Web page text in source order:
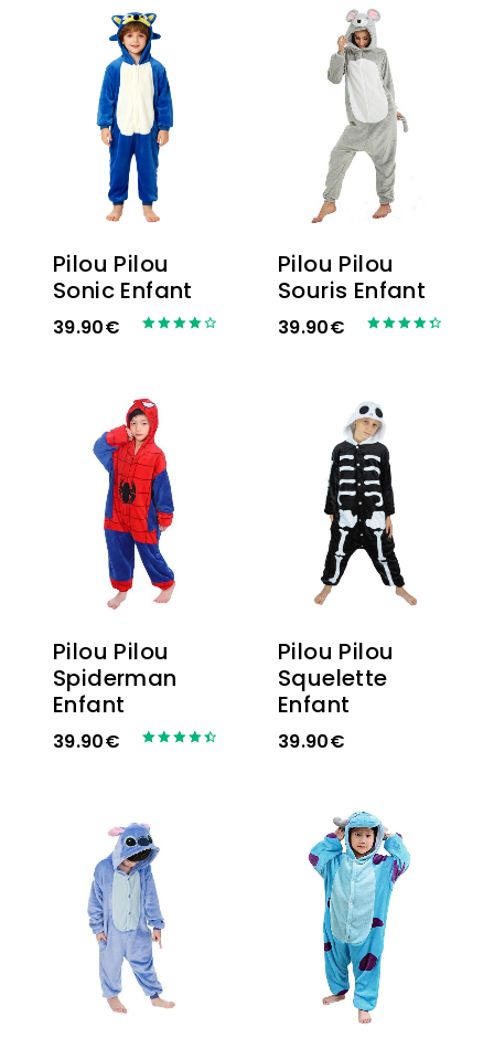
Pilou Pilou
Sonic Enfant
39.90€
Pilou Pilou
Souris Enfant
39.90€
Pilou Pilou
Spiderman
Enfant
39.90€
Pilou Pilou
Squelette
Enfant
39.90€